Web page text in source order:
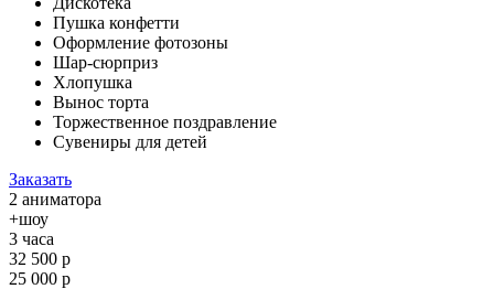
Пушка конфетти
Оформление фотозоны
Шар-сюрприз
Хлопушка
Вынос торта
Торжественное поздравление
Сувениры для детей
Заказать
2 аниматора
+шоу
3 часа
32 500 р
25 000 р